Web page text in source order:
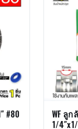
#80
WF ลู
1/